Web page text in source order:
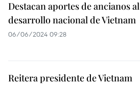
Destacan aportes de ancianos al
desarrollo nacional de Vietnam
06/06/2024 09:28
Reitera presidente de Vietnam